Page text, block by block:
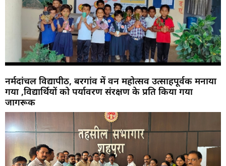
नर्मदांचल विद्यापीठ, बरगांव में वन महोत्सव उत्साहपूर्वक मनाया
गया ,विद्यार्थियों को पर्यावरण संरक्षण के प्रति किया गया
जागरूक